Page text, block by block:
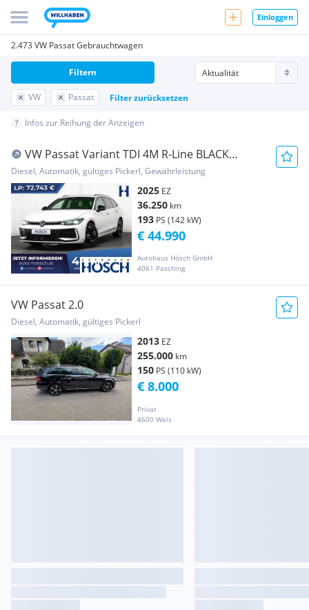
Einloggen
2.473 VW Passat Gebrauchtwagen
VW Passat Filter zurücksetzen
Filtern
Infos zur Reihung der Anzeigen
VW Passat Variant TDI 4M R-Line BLACK
STHZG AHK MA...
Diesel, Automatik, gültiges Pickerl, Gewährleistung
2025 EZ
36.250 km
193 PS (142 kW)
Autohaus Hösch GmbH
4061 Pasching
€ 44.990
VW Passat 2.0
Diesel, Automatik, gültiges Pickerl
2013 EZ
255.000 km
150 PS (110 kW)
Privat
4600 Wels
€ 8.000